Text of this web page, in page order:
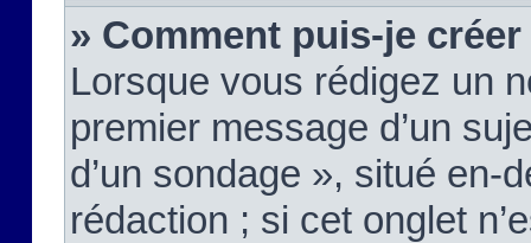
» Comment puis-je
Lorsque vous rédigez un
premier message d’un
d’un sondage », situé en-
rédaction ; si cet onglet